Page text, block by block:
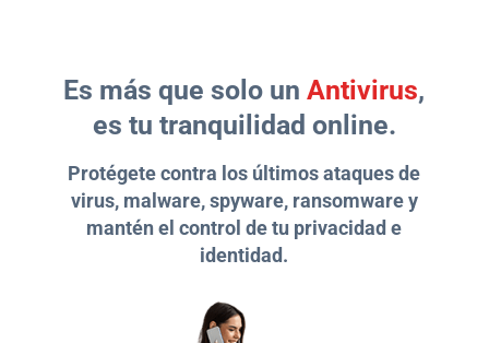
SitiosEs más que solo unAntivirus,
es tu tranquilidad online.
Protégete contra los últimos ataques de
virus, malware, spyware, ransomware y
mantén el control de tu privacidad e
identidad.